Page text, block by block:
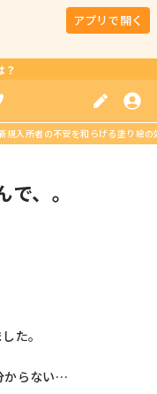
アプリで開く
？
規入所者の不安を和らげる塗り絵の
、。
た。
からない…